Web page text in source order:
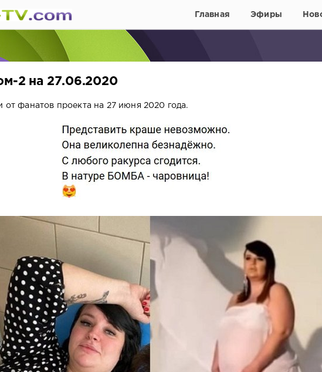
Главная Эфиры
2 на 27.06.2020
от фанатов проекта на 27 июня 2020 года.